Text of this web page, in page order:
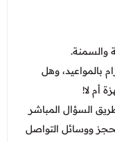
والسمنة.
بالمواعيد، وهل
أم لا!
السؤال المباشر
ووسائل التواصل